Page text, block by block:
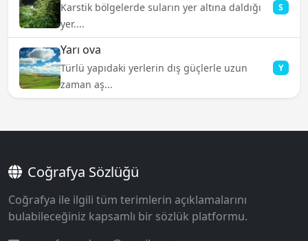
Karstik bölgelerde suların yer altına daldığı
yer....
S
Yarı ova
Türlü yapıdaki yerlerin dış güçlerle uzun
zaman aş...
Y
Coğrafya Sözlüğü
Coğrafya ile ilgili tüm terimlerin açıklamalarını
bulabileceğiniz kapsamlı bir sözlük platformu.